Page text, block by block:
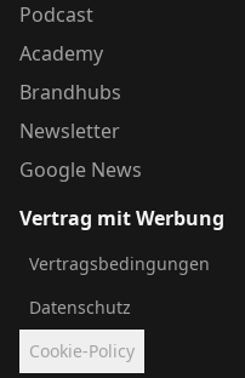
Podcast
Academy
Brandhubs
Newsletter
Google News
Vertrag mit Werbung
Vertragsbedingungen
Datenschutz
Cookie-Policy